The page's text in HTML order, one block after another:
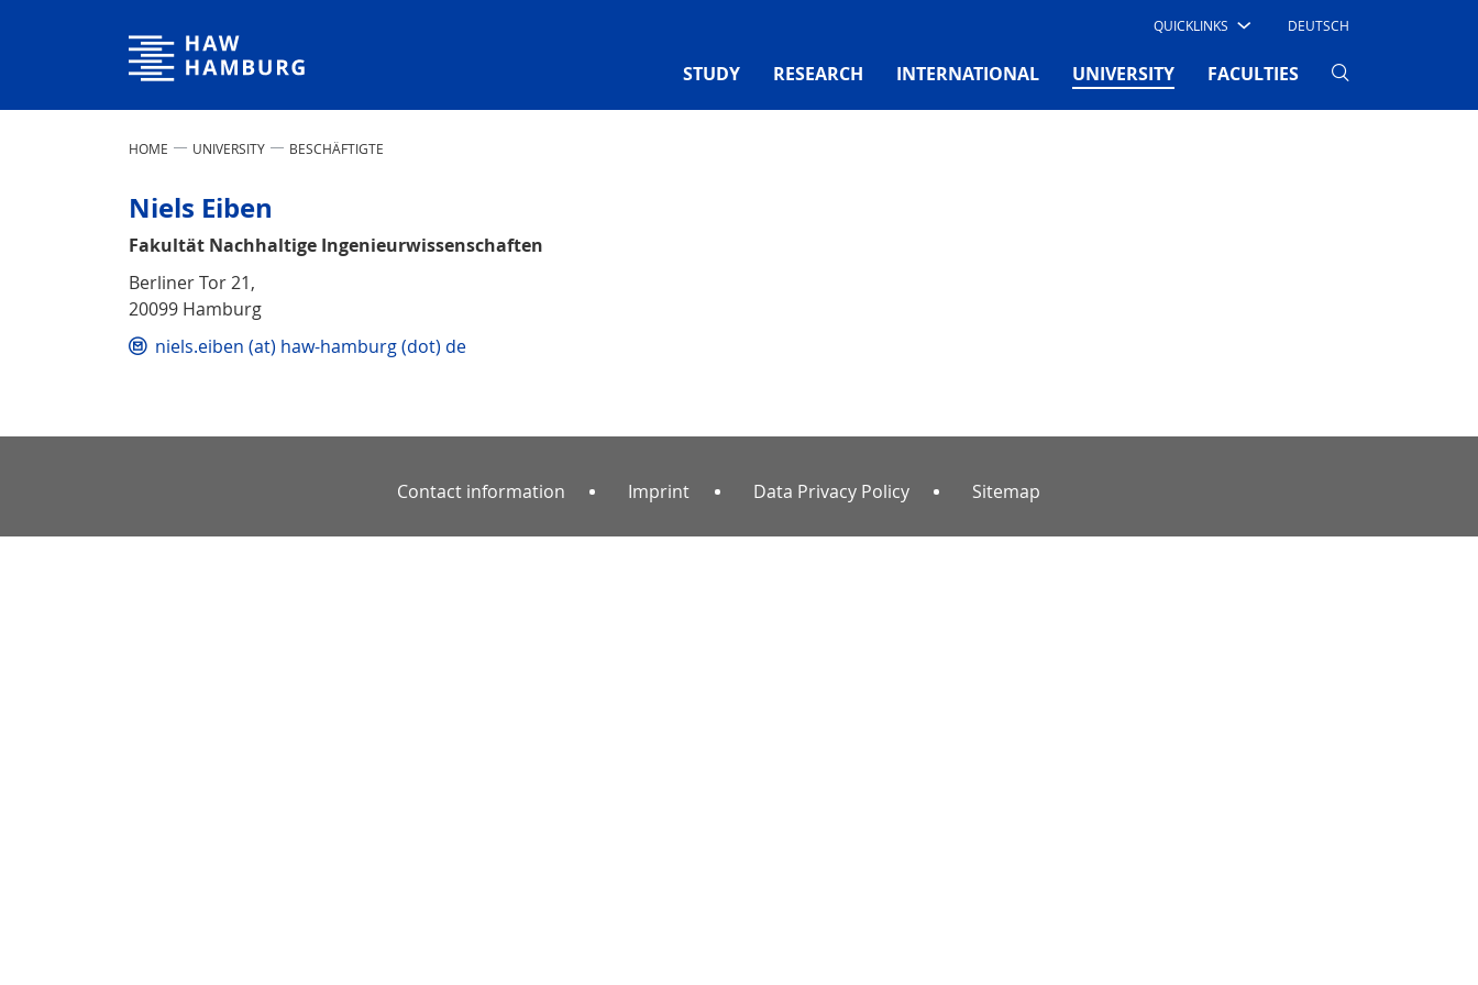
Hamburg University of Applied Sciences QUICKLINKS DEUTSCH
STUDY RESEARCH INTERNATIONAL UNIVERSITY(CURRENT)
FACULTIES
HOME UNIVERSITY BESCHÄFTIGTE
Niels Eiben
Fakultät Nachhaltige Ingenieurwissenschaften
Berliner Tor 21,
20099 Hamburg
niels.eiben (at) haw-hamburg (dot) de
Contact information Imprint Data Privacy Policy Sitemap